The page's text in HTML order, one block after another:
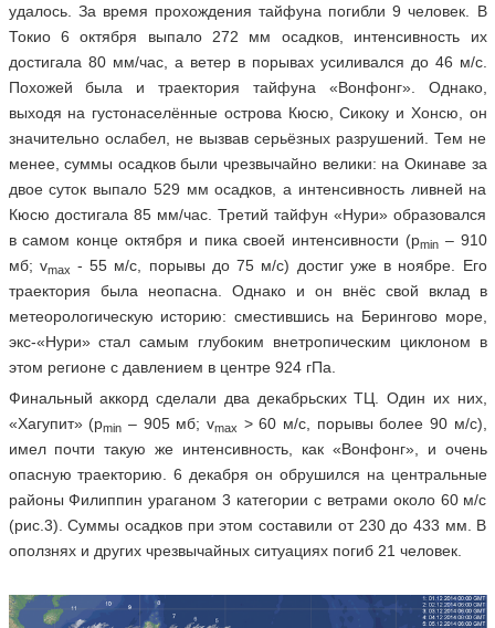
удалось. За время прохождения тайфуна погибли 9 человек. В
Токио 6 октября выпало 272 мм осадков, интенсивность их
достигала 80 мм/час, а ветер в порывах усиливался до 46 м/с.
Похожей была и траектория тайфуна «Вонфонг». Однако,
выходя на густонаселённые острова Кюсю, Сикоку и Хонсю, он
значительно ослабел, не вызвав серьёзных разрушений. Тем не
менее, суммы осадков были чрезвычайно велики: на Окинаве за
двое суток выпало 529 мм осадков, а интенсивность ливней на
Кюсю достигала 85 мм/час. Третий тайфун «Нури» образовался
в самом конце октября и пика своей интенсивности (рmin– 910
мб; vmax - 55 м/c, порывы до 75 м/с) достиг уже в ноябре. Его
траектория была неопасна. Однако и он внёс свой вклад в
метеорологическую историю: сместившись на Берингово море,
экс-«Нури» стал самым глубоким внетропическим циклоном в
этом регионе с давлением в центре 924 гПа.
Финальный аккорд сделали два декабрьских ТЦ. Один их них,
«Хагупит» (рmin – 905 мб; vmax > 60 м/c, порывы более 90 м/с),
имел почти такую же интенсивность, как «Вонфонг», и очень
опасную траекторию. 6 декабря он обрушился на центральные
районы Филиппин ураганом 3 категории с ветрами около 60 м/с
(рис.3). Суммы осадков при этом составили от 230 до 433 мм. В
оползнях и других чрезвычайных ситуациях погиб 21 человек.